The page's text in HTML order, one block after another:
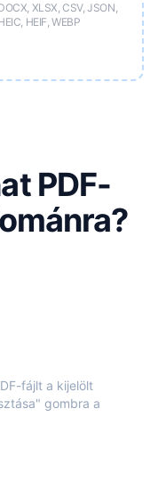
XLSX, CSV, JSON,
HEIF, WEBP
PDF-
fájlt a kijelölt
gombra a